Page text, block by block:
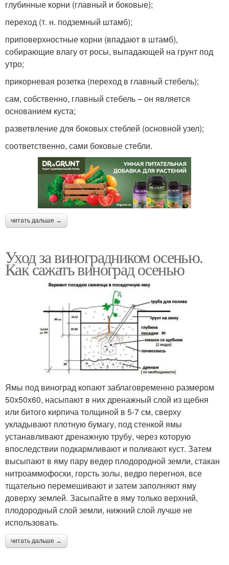
глубинные корни (главный и боковые);
переход (т. н. подземный штамб);
приповерхностные корни (впадают в штамб),
собирающие влагу от росы, выпадающей на грунт под
утро;
прикорневая розетка (переход в главный стебель);
сам, собственно, главный стебель – он является
основанием куста;
разветвление для боковых стеблей (основной узел);
соответственно, сами боковые стебли.
читать дальше →
Уход за виноградником осенью.
Как сажать виноград осенью
Ямы под виноград копают заблаговременно размером
50х50х60, насыпают в них дренажный слой из щебня
или битого кирпича толщиной в 5-7 см, сверху
укладывают плотную бумагу, под стенкой ямы
устанавливают дренажную трубу, через которую
впоследствии подкармливают и поливают куст. Затем
высыпают в яму пару ведер плодородной земли, стакан
нитроаммофоски, горсть золы, ведро перегноя, все
тщательно перемешивают и затем заполняют яму
доверху землей. Засыпайте в яму только верхний,
плодородный слой земли, нижний слой лучше не
использовать.
читать дальше →